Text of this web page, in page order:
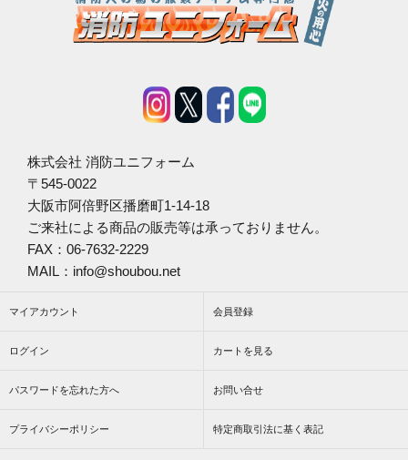
株式会社 消防ユニフォーム
〒545-0022
大阪市阿倍野区播磨町1-14-18
ご来社による商品の販売等は承っておりません。
FAX：06-7632-2229
MAIL：info@shoubou.net
マイアカウント 会員登録
ログイン カートを見る
パスワードを忘れた方へ お問い合せ
プライバシーポリシー 特定商取引法に基く表記